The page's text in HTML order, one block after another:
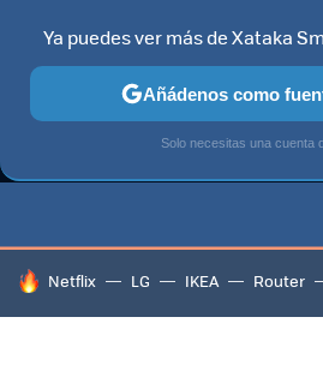
GUÍAS DE COMPRA CAZANDO
HOY SE HABLA DE
Netflix LG IKEA Router
Ya puedes ver más de Xataka
Añádenos como
Solo necesitas una cuenta